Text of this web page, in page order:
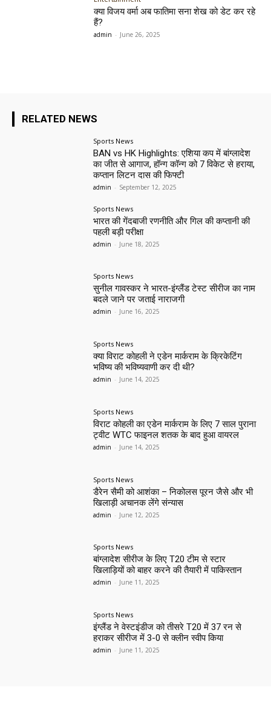
क्या विजय वर्मा अब फातिमा सना शेख को डेट कर रहे
हैं?
admin - June 26, 2025
RELATED NEWS
Sports News
BAN vs HK Highlights: एशिया कप में बांग्लादेश
का जीत से आगाज, हॉन्ग कॉन्ग को 7 विकेट से हराया,
कप्तान लिटन दास की फिफ्टी
admin - September 12, 2025
Sports News
भारत की गेंदबाजी रणनीति और गिल की कप्तानी की
पहली बड़ी परीक्षा
admin - June 18, 2025
Sports News
सुनील गावस्कर ने भारत-इंग्लैंड टेस्ट सीरीज का नाम
बदले जाने पर जताई नाराजगी
admin - June 16, 2025
Sports News
क्या विराट कोहली ने एडेन मार्कराम के क्रिकेटिंग
भविष्य की भविष्यवाणी कर दी थी?
admin - June 14, 2025
Sports News
विराट कोहली का एडेन मार्कराम के लिए 7 साल पुराना
ट्वीट WTC फाइनल शतक के बाद हुआ वायरल
admin - June 14, 2025
Sports News
डैरेन सैमी को आशंका – निकोलस पूरन जैसे और भी
खिलाड़ी अचानक लेंगे संन्यास
admin - June 12, 2025
Sports News
बांग्लादेश सीरीज के लिए T20 टीम से स्टार
खिलाड़ियों को बाहर करने की तैयारी में पाकिस्तान
admin - June 11, 2025
Sports News
इंग्लैंड ने वेस्टइंडीज को तीसरे T20 में 37 रन से
हराकर सीरीज में 3-0 से क्लीन स्वीप किया
admin - June 11, 2025